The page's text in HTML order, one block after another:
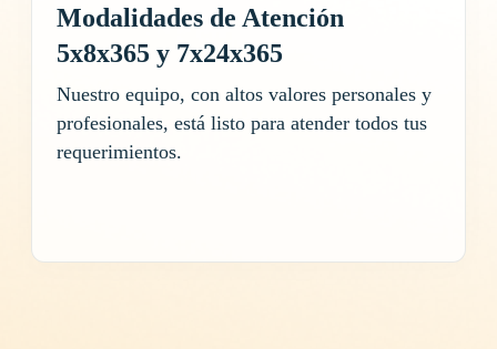
Modalidades de Atención
5x8x365 y 7x24x365
Nuestro equipo, con altos valores personales y
profesionales, está listo para atender todos tus
requerimientos.